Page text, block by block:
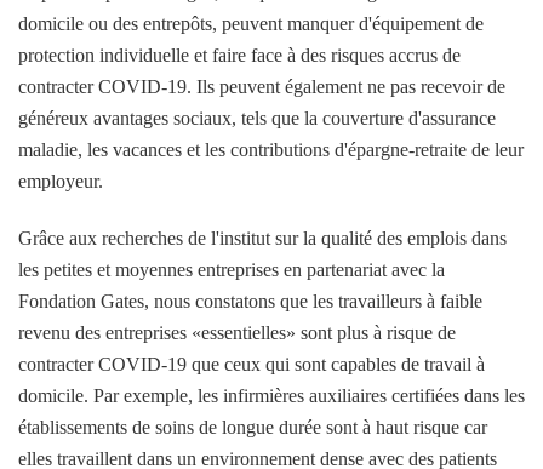
domicile ou des entrepôts, peuvent manquer d'équipement de
protection individuelle et faire face à des risques accrus de
contracter COVID-19. Ils peuvent également ne pas recevoir de
généreux avantages sociaux, tels que la couverture d'assurance
maladie, les vacances et les contributions d'épargne-retraite de leur
employeur.
Grâce aux recherches de l'institut sur la qualité des emplois dans
les petites et moyennes entreprises en partenariat avec la
Fondation Gates, nous constatons que les travailleurs à faible
revenu des entreprises «essentielles» sont plus à risque de
contracter COVID-19 que ceux qui sont capables de travail à
domicile. Par exemple, les infirmières auxiliaires certifiées dans les
établissements de soins de longue durée sont à haut risque car
elles travaillent dans un environnement dense avec des patients